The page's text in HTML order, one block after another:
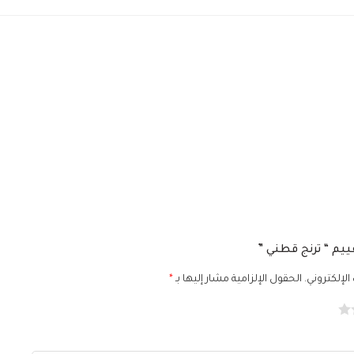
“ ترنج قطني ”
الحقول الإلزامية مشار إليها بـ*